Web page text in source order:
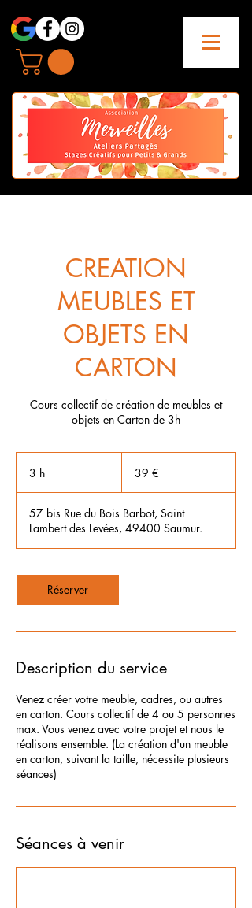
CREATION
MEUBLES ET
OBJETS EN
CARTON
Cours collectif de création de meubles et
objets en Carton de 3h
3 h 39 €
57 bis Rue du Bois Barbot, Saint
Lambert des Levées, 49400 Saumur.
Réserver
Description du service
Venez créer votre meuble, cadres, ou autres
en carton. Cours collectif de 4 ou 5 personnes
max. Vous venez avec votre projet et nous le
réalisons ensemble. (La création d'un meuble
en carton, suivant la taille, nécessite plusieurs
séances)
Séances à venir